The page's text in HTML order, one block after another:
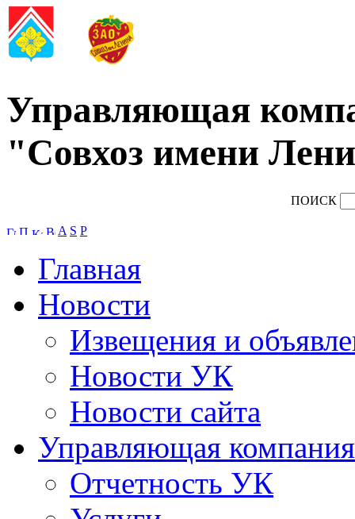
Управляющая
"Совхоз имени
ПОИСК
A S P
Главная
Новости
Извещения и
Новости УК
Новости сайта
Управляющая компания
Отчетность УК